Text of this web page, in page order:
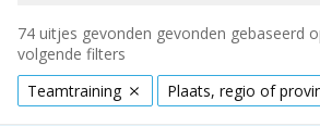
74 uitjes gevonden gevonden gebaseerd
volgende filters
Teamtraining
Plaats, regio of